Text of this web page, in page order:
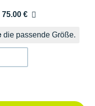
75.00 €
die passende Größe.